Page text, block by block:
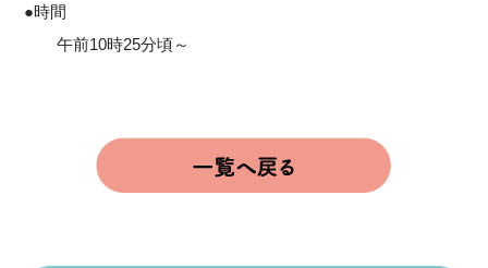
●時間
午前10時25分頃～